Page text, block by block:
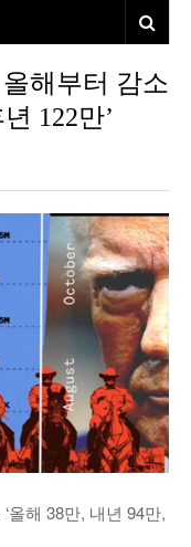
해부터 감소
122만’
올해 38만, 내년 94만,